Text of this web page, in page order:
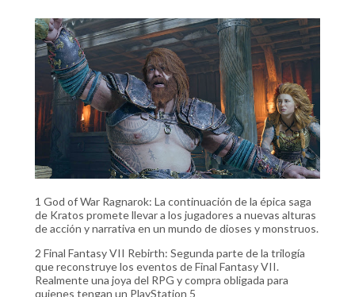
1 God of War Ragnarok: La continuación de la épica saga
de Kratos promete llevar a los jugadores a nuevas alturas
de acción y narrativa en un mundo de dioses y monstruos.
2 Final Fantasy VII Rebirth: Segunda parte de la trilogía
que reconstruye los eventos de Final Fantasy VII.
Realmente una joya del RPG y compra obligada para
quienes tengan un PlayStation 5